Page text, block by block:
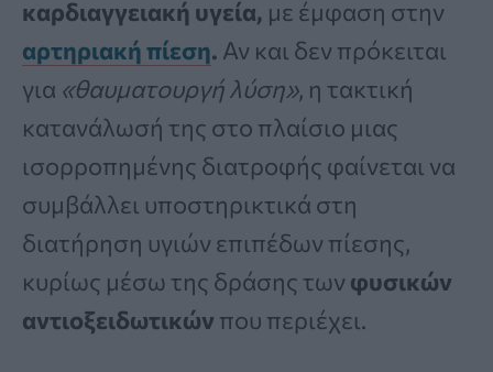
καρδιαγγειακή υγεία, με έμφαση στην
αρτηριακή πίεση. Αν και δεν πρόκειται
για «θαυματουργή λύση», η τακτική
κατανάλωσή της στο πλαίσιο μιας
ισορροπημένης διατροφής φαίνεται να
συμβάλλει υποστηρικτικά στη
διατήρηση υγιών επιπέδων πίεσης,
κυρίως μέσω της δράσης των φυσικών
αντιοξειδωτικών που περιέχει.